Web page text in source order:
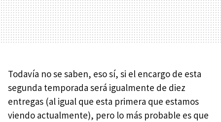
Todavía no se saben, eso sí, si el encargo de esta
segunda temporada será igualmente de diez
entregas (al igual que esta primera que estamos
viendo actualmente), pero lo más probable es que